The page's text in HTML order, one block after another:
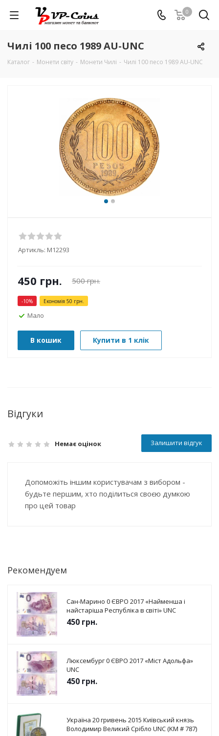
0
Чилі 100 песо 1989 AU-UNC
Каталог - Монети світу - Монети Чилі - Чилі 100 песо 1989 AU-UNC
Артикль: М12293
450 грн. 500грн.
-10% Економія 50 грн.
Мало
В кошик Купити в 1 клік
Відгуки
Немає оцінок Залишити відгук
Допоможіть іншим користувачам з вибором -
будьте першим, хто поділиться своєю думкою
про цей товар
Рекомендуем
Сан-Марино 0 ЄВРО 2017 «Найменша і
найстаріша Республіка в світі» UNC
450 грн.
Люксембург 0 ЄВРО 2017 «Міст Адольфа»
UNC
450 грн.
Україна 20 гривень 2015 Київський князь
Володимир Великий Срібло UNC (KM # 787)